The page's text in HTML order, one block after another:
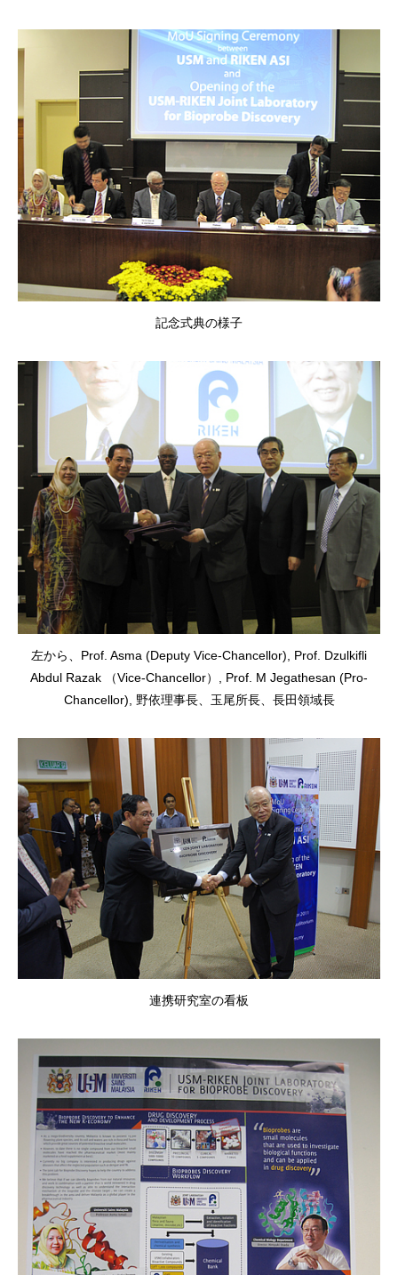
記念式典の様子
左から、Prof. Asma (Deputy Vice-Chancellor), Prof. Dzulkifli
Abdul Razak （Vice-Chancellor）, Prof. M Jegathesan (Pro-
Chancellor), 野依理事長、玉尾所長、長田領域長
連携研究室の看板